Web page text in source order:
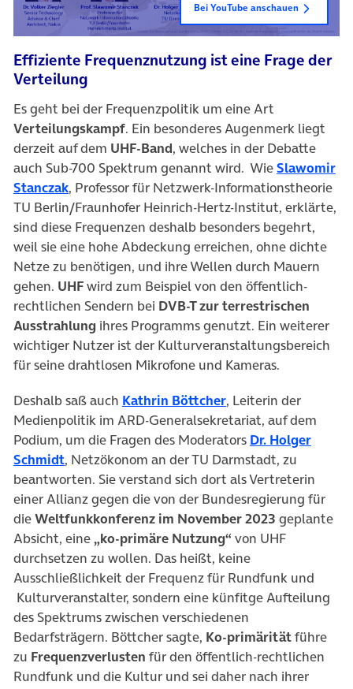
Bei YouTube anschauen
Effiziente Frequenznutzung ist eine Frage der
Verteilung
Es geht bei der Frequenzpolitik um eine Art
Verteilungskampf. Ein besonderes Augenmerk liegt
derzeit auf dem UHF-Band, welches in der Debatte
auch Sub-700 Spektrum genannt wird. WieSlawomir
Stanczak, Professor für Netzwerk-Informationstheorie
TU Berlin/Fraunhofer Heinrich-Hertz-Institut, erklärte,
sind diese Frequenzen deshalb besonders begehrt,
weil sie eine hohe Abdeckung erreichen, ohne dichte
Netze zu benötigen, und ihre Wellen durch Mauern
gehen. UHFwird zum Beispiel von den öffentlich-
rechtlichen Sendern bei DVB-T zur terrestrischen
Ausstrahlung ihres Programms genutzt. Ein weiterer
wichtiger Nutzer ist der Kulturveranstaltungsbereich
für seine drahtlosen Mikrofone und Kameras.
Deshalb saß auch Kathrin Böttcher, Leiterin der
Medienpolitik im ARD-Generalsekretariat, auf dem
Podium, um die Fragen des Moderators Dr. Holger
Schmidt, Netzökonom an der TU Darmstadt, zu
beantworten. Sie verstand sich dort als Vertreterin
einer Allianz gegen die von der Bundesregierung für
dieWeltfunkkonferenz im November 2023 geplante
Absicht, eine„ko-primäre Nutzung“ von UHF
durchsetzen zu wollen. Das heißt, keine
Ausschließlichkeit der Frequenz für Rundfunk und
Kulturveranstalter, sondern eine künfitge Aufteilung
des Spektrums zwischen verschiedenen
Bedarfsträgern. Böttcher sagte, Ko-primäritätführe
zu Frequenzverlusten für den öffentlich-rechtlichen
Rundfunk und die Kultur und sei daher nach ihrer